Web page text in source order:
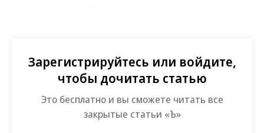
Общее количество эндаумент-фондов с начала
года выросло на девять — до 314.
Рынок вернулся к «эволюционному росту»,
которому предшествовал аномально
Зарегистрируйтесь или войдите,
чтобы дочитать статью
Это бесплатно и вы сможете читать все
закрытые статьи «Ъ»